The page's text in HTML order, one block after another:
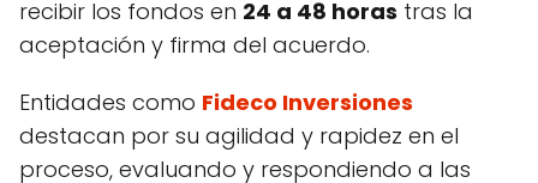
recibir los fondos en 24 a 48 horas tras la
aceptación y firma del acuerdo.
Entidades como Fideco Inversiones
destacan por su agilidad y rapidez en el
proceso, evaluando y respondiendo a las